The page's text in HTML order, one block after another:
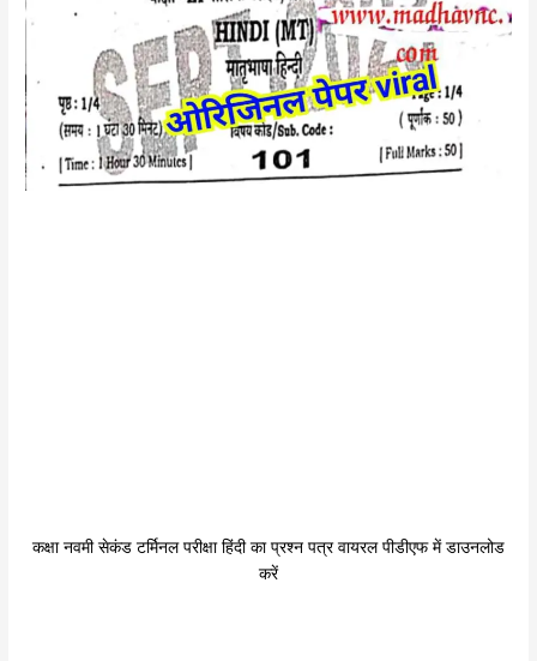
कक्षा नवमी सेकंड टर्मिनल परीक्षा हिंदी का प्रश्न पत्र वायरल पीडीएफ में डाउनलोड
करें